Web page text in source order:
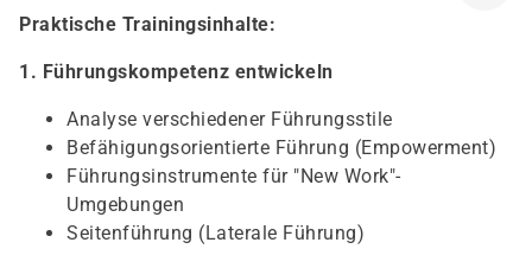
Praktische Trainingsinhalte:
1. Führungskompetenz entwickeln
Analyse verschiedener Führungsstile
Befähigungsorientierte Führung (Empowerment)
Führungsinstrumente für "New Work"-
Umgebungen
Seitenführung (Laterale Führung)